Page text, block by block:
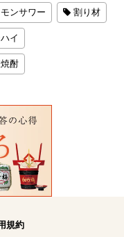
モンサワー 割り材
イ
酎
規約